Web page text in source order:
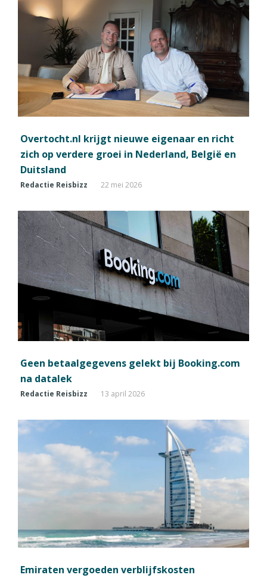
Overtocht.nl krijgt nieuwe eigenaar en richt
zich op verdere groei in Nederland, België en
Duitsland
Redactie Reisbizz 22 mei 2026
Geen betaalgegevens gelekt bij Booking.com
na datalek
Redactie Reisbizz 13 april 2026
Emiraten vergoeden verblijfskosten